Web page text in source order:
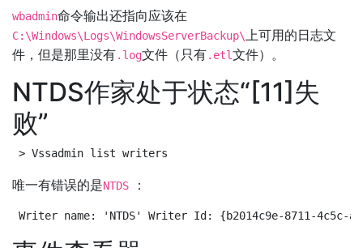
wbadmin命令输出还指向应该在
C:\Windows\Logs\WindowsServerBackup\上可用的日志文
件，但是那里没有.log文件（只有.etl文件）。
NTDS作家处于状态“[11]失
败”
> Vssadmin list writers
唯一有错误的是NTDS ：
Writer name: 'NTDS' Writer Id: {b2014c9e-8711-